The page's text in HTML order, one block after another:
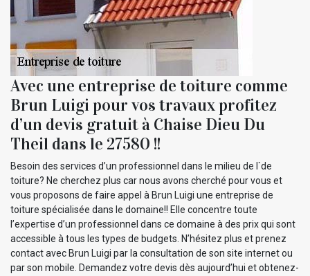
Avec une entreprise de toiture comme
Brun Luigi pour vos travaux profitez
d’un devis gratuit à Chaise Dieu Du
Theil dans le 27580 !!
Besoin des services d’un professionnel dans le milieu de l`de
toiture? Ne cherchez plus car nous avons cherché pour vous et
vous proposons de faire appel à Brun Luigi une entreprise de
toiture spécialisée dans le domaine!! Elle concentre toute
l’expertise d’un professionnel dans ce domaine à des prix qui sont
accessible à tous les types de budgets. N’hésitez plus et prenez
contact avec Brun Luigi par la consultation de son site internet ou
par son mobile. Demandez votre devis dès aujourd’hui et obtenez-